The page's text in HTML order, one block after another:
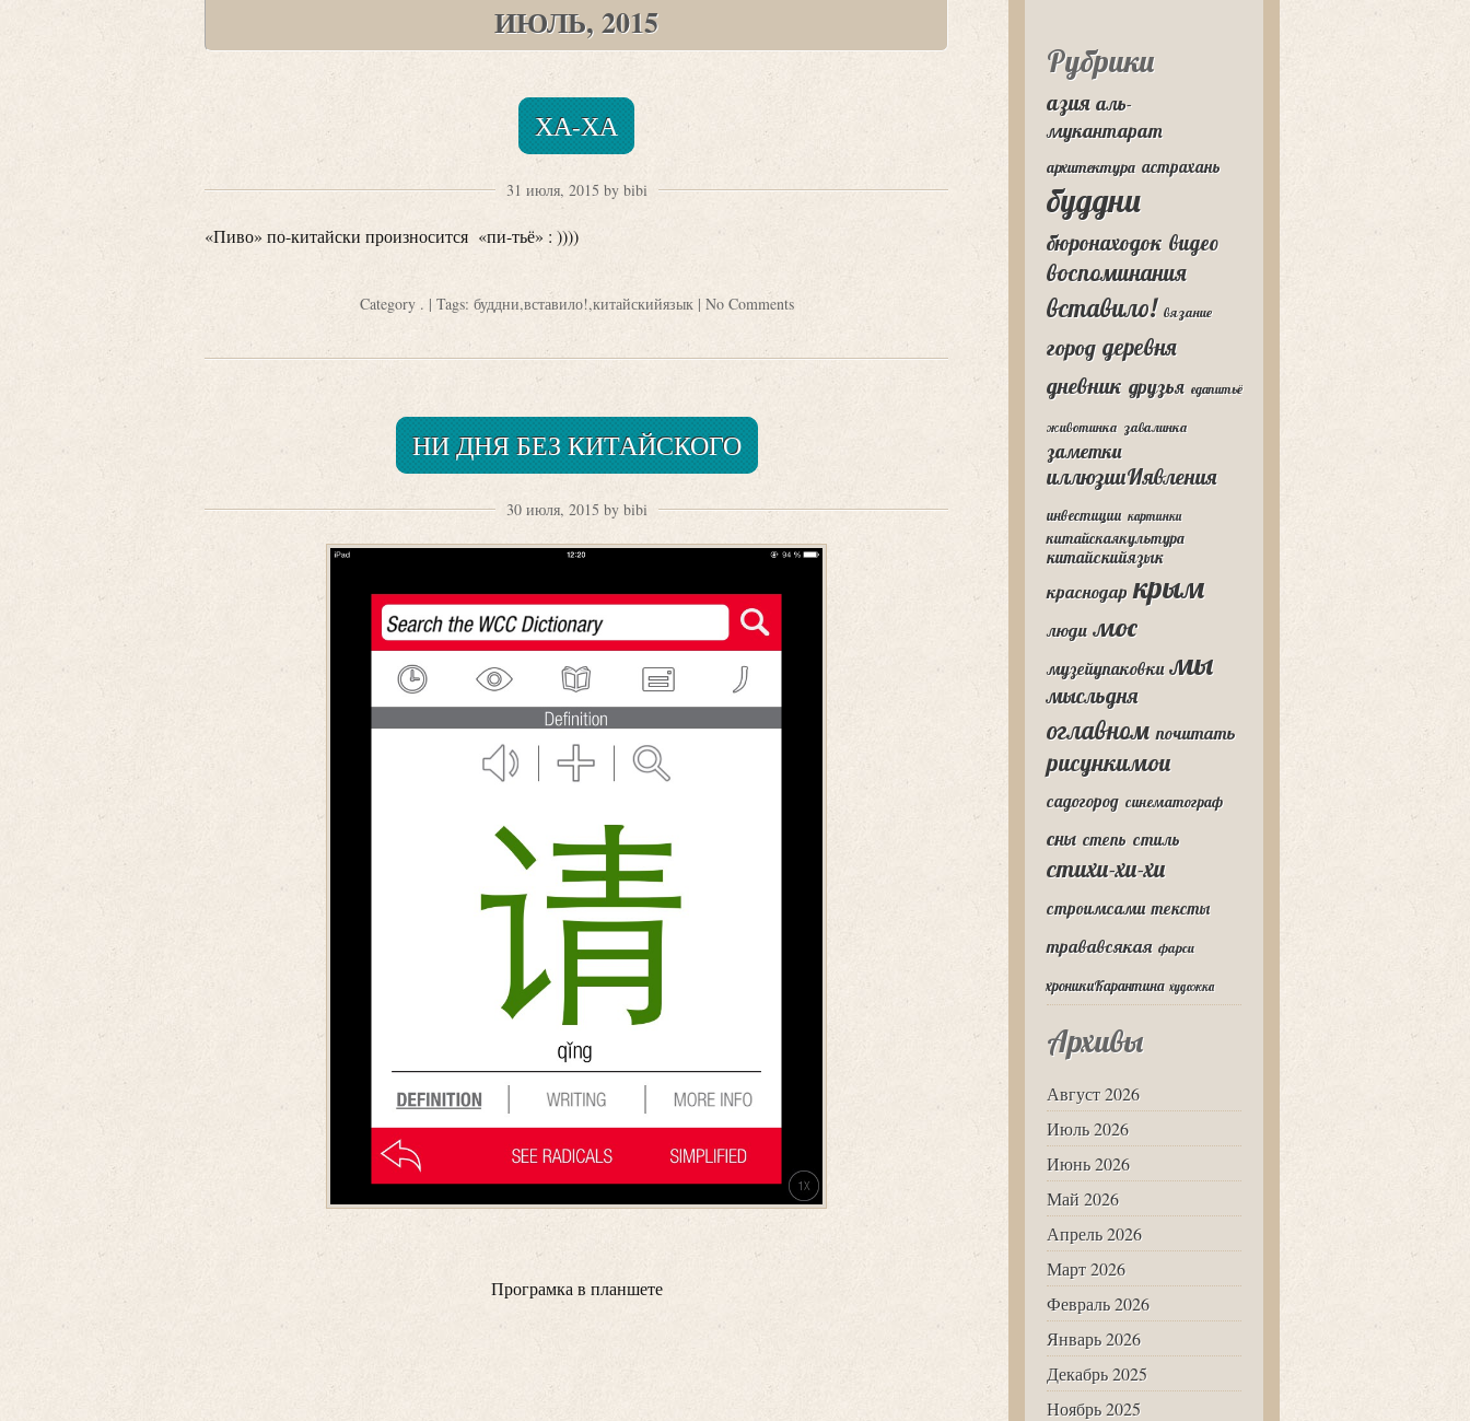
ИЮЛЬ, 2015
ХА-ХА
31 июля, 2015 by bibi
«Пиво» по-китайски произносится «пи-тьё» : ))))
Category . | Tags: буддни,вставило!,китайскийязык| No Comments
НИ ДНЯ БЕЗ КИТАЙСКОГО
30 июля, 2015 by bibi
Програмка в планшете
Рубрики
азия аль-
мукантарат
архитектура астрахань
буддни
бюронаходок видео
воспоминания
вставило! вязание
город деревня
дневник друзья едапитьё
животинка завалинка
заметки
иллюзииИявления
инвестиции картинки
китайскаякультура
китайскийязык
краснодар крым
люди мос
музейупаковки мы
мысльдня
оглавном почитать
рисункимои
садогород синематограф
сны степь стиль
стихи-хи-хи
строимсами тексты
трававсякая фарси
хроникиКарантина художка
Архивы
Август 2026
Июль 2026
Июнь 2026
Май 2026
Апрель 2026
Март 2026
Февраль 2026
Январь 2026
Декабрь 2025
Ноябрь 2025